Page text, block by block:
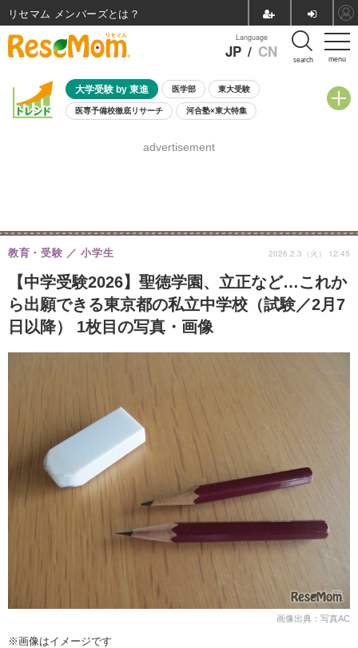
menu
Language
JP / CN search
大学受験 by 東進 医学部 東大受験
医専予備校徹底リサーチ 河合塾×東大特集
8月開催学校説明会・相談会
advertisement
【中学受験2026】聖徳学園、立正など…これか
ら出願できる東京都の私立中学校（試験／2月7
日以降） 1枚目の写真・画像
教育・受験 小学生 2026.2.3（火） 12:45
画像出典：写真AC
※画像はイメージです
リセマム メンバーズ